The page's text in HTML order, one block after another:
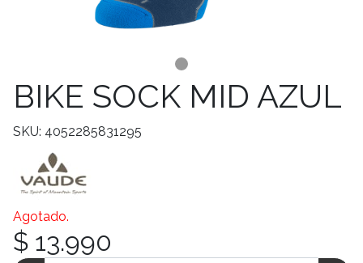
BIKE SOCK MID AZUL
SKU: 4052285831295
Agotado.
$ 13.990